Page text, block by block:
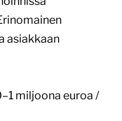
asiakkaan
miljoona euroa /